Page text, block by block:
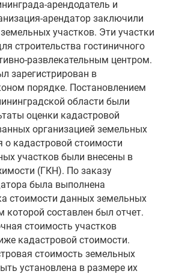
арендодатель и
арендатор заключили
участков. Эти участки
строительства гостиничного
развлекательным центром.
зарегистрирован в
порядке. Постановлением
области были
оценки кадастровой
организацией земельных
о кадастровой стоимости
участков были внесены в
(ГКН). По заказу
была выполнена
стоимости данных земельных
которой составлен был отчет.
стоимость участков
кадастровой стоимости.
стоимость земельных
установлена в размере их